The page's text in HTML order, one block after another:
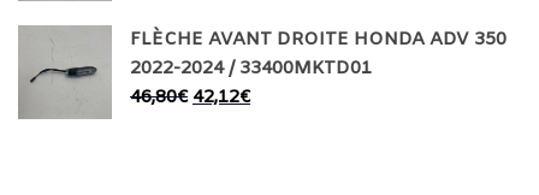
FLÈCHE AVANT DROITE HONDA ADV 350
2022-2024 / 33400MKTD01
46,80€ 42,12€